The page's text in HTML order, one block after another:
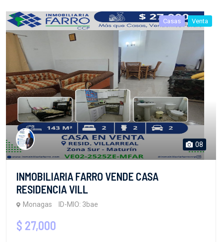
Casas Venta
08
INMOBILIARIA FARRO VENDE CASA
RESIDENCIA VILL
Monagas ID-MIO: 3bae
$ 27,000